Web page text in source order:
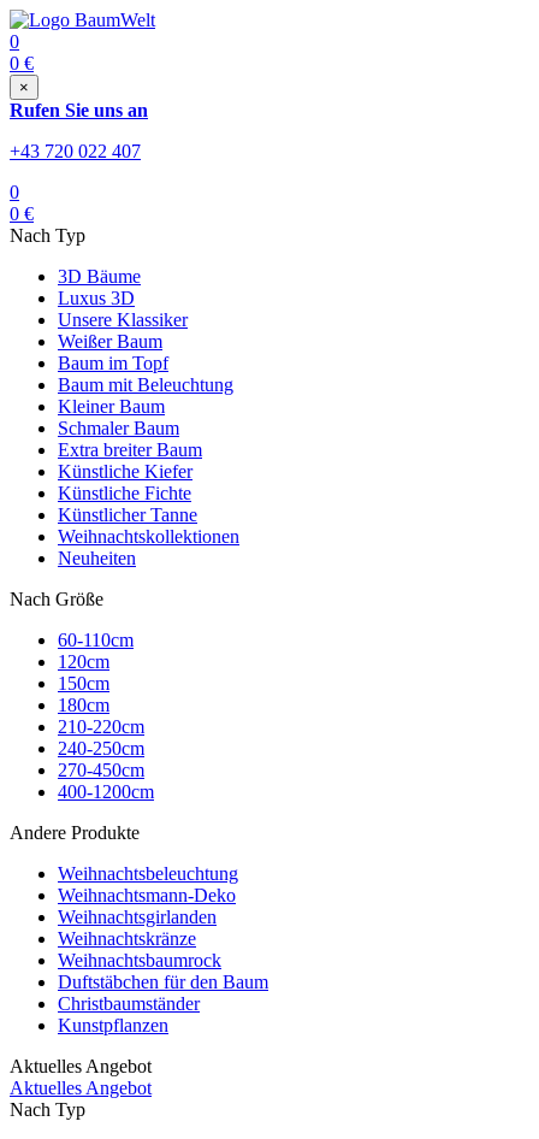
0
0 €
×
Rufen Sie uns an
+43 720 022 407
0
0 €
Nach Typ
3D Bäume
Luxus 3D
Unsere Klassiker
Weißer Baum
Baum im Topf
Baum mit Beleuchtung
Kleiner Baum
Schmaler Baum
Extra breiter Baum
Künstliche Kiefer
Künstliche Fichte
Künstlicher Tanne
Weihnachtskollektionen
Neuheiten
Nach Größe
60-110cm
120cm
150cm
180cm
210-220cm
240-250cm
270-450cm
400-1200cm
Andere Produkte
Weihnachtsbeleuchtung
Weihnachtsmann-Deko
Weihnachtsgirlanden
Weihnachtskränze
Weihnachtsbaumrock
Duftstäbchen für den Baum
Christbaumständer
Kunstpflanzen
Aktuelles Angebot
Aktuelles Angebot
Nach Typ